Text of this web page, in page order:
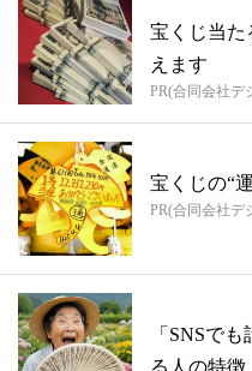
宝くじ当た
えます
PR(合同会社デ
宝くじの“
PR(合同会社デ
「SNSで
る人の特徴